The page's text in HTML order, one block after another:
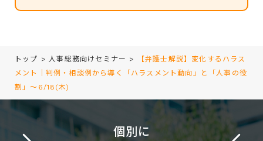
トップ >人事総務向けセミナー >
【弁護士解説】変化するハラス
メント｜判例・相談例から導く「ハラスメント動向」と「人事の役
割」～6/18(木)
個別に